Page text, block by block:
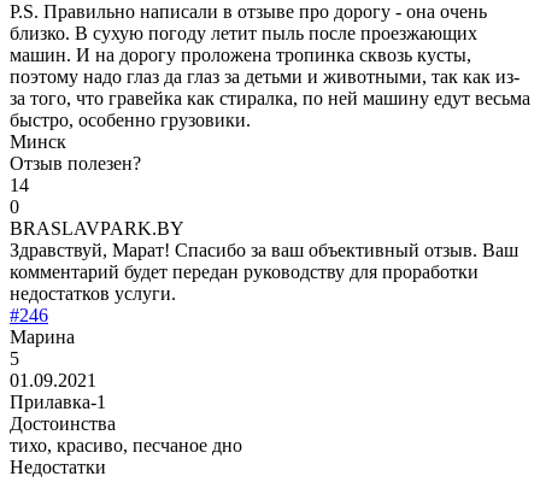
P.S. Правильно написали в отзыве про дорогу - она очень
близко. В сухую погоду летит пыль после проезжающих
машин. И на дорогу проложена тропинка сквозь кусты,
поэтому надо глаз да глаз за детьми и животными, так как из-
за того, что гравейка как стиралка, по ней машину едут весьма
быстро, особенно грузовики.
Минск
Отзыв полезен?
14
0
BRASLAVPARK.BY
Здравствуй, Марат! Спасибо за ваш объективный отзыв. Ваш
комментарий будет передан руководству для проработки
недостатков услуги.
#246
Марина
5
01.09.2021
Прилавка-1
Достоинства
тихо, красиво, песчаное дно
Недостатки